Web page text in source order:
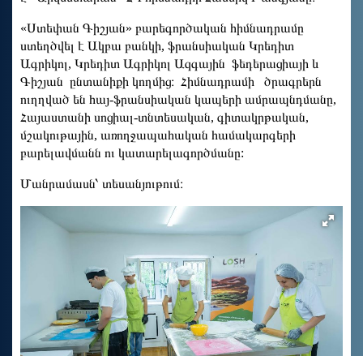
«Ստեփան Գիշյան» բարեգործական հիմնադրամը
ստեղծվել է Ակբա բանկի, ֆրանսիական Կրեդիտ
Ագրիկոլ, Կրեդիտ Ագրիկոլ Ազգային ֆեդերացիայի և
Գիշյան ընտանիքի կողմից։ Հիմնադրամի ծրագրերն
ուղղված են հայ-ֆրանսիական կապերի ամրապնդմանը,
Հայաստանի սոցիալ-տնտեսական, գիտակրթական,
մշակութային, առողջապահական համակարգերի
բարելավմանն ու կատարելագործմանը:
Մանրամասն՝ տեսանյութում։